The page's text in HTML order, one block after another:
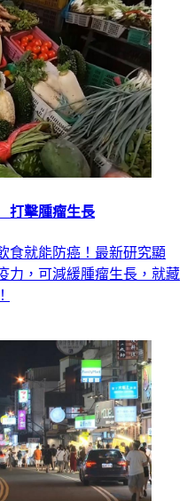
打擊腫瘤生長
食就能防癌！最新研究顯
力，可減緩腫瘤生長，就藏